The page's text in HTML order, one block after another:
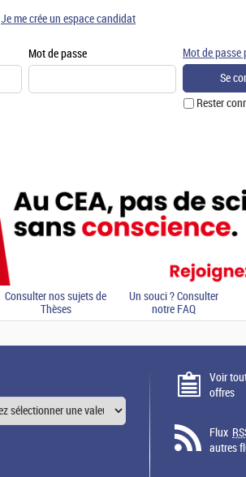
Mot de passe
Rester
Mot de passe
Je me crée un espace candidat
Consulter nos sujets de
Thèses
Un souci ? Consulter
notre FAQ
Voir
offres
Flux
autres